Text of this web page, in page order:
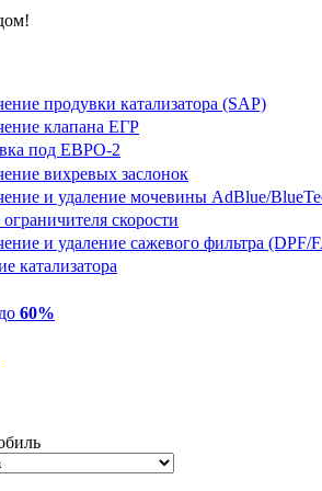
продувки катализатора (SAP)
клапана ЕГР
под ЕВРО-2
вихревых заслонок
и удаление мочевины AdBlue/
скорости
и удаление сажевого фильтра (DPF/
катализатора
60%